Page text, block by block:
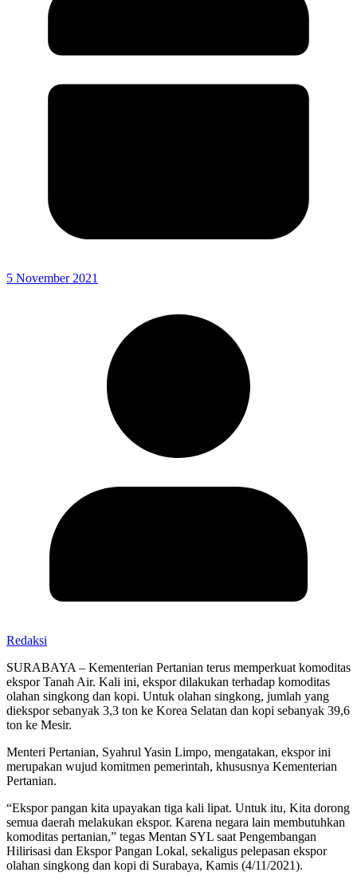
5 November 2021
Redaksi
SURABAYA – Kementerian Pertanian terus memperkuat komoditas
ekspor Tanah Air. Kali ini, ekspor dilakukan terhadap komoditas
olahan singkong dan kopi. Untuk olahan singkong, jumlah yang
diekspor sebanyak 3,3 ton ke Korea Selatan dan kopi sebanyak 39,6
ton ke Mesir.
Menteri Pertanian, Syahrul Yasin Limpo, mengatakan, ekspor ini
merupakan wujud komitmen pemerintah, khususnya Kementerian
Pertanian.
“Ekspor pangan kita upayakan tiga kali lipat. Untuk itu, Kita dorong
semua daerah melakukan ekspor. Karena negara lain membutuhkan
komoditas pertanian,” tegas Mentan SYL saat Pengembangan
Hilirisasi dan Ekspor Pangan Lokal, sekaligus pelepasan ekspor
olahan singkong dan kopi di Surabaya, Kamis (4/11/2021).